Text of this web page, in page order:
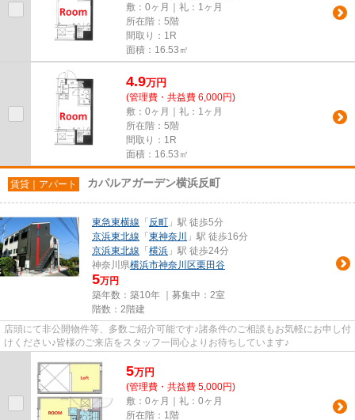
敷：0ヶ月｜礼：1ヶ月
所在階：5階
間取り：1R
面積：16.53㎡
4.9万円
(管理費・共益費 6,000円)
敷：0ヶ月｜礼：1ヶ月
所在階：5階
間取り：1R
面積：16.53㎡
賃貸｜アパート カパルアガーデン横浜反町
東急東横線 「 反町 」駅 徒歩5分
京浜東北線 「 東神奈川
」駅 徒歩16分
京浜東北線 「 横浜 」駅 徒歩24分
神奈川県横浜市神奈川区栗田谷
5万円
築年数：築10年 ｜募集中： 2室
階数：2階建
店頭にて非公開物件等、多数ご紹介可能です♪諸条件のご相談もお気軽にお申し付
けください♪皆様のご来店をスタッフ一同心よりお待ちしています♪
5万円
(管理費・共益費 5,000円)
敷：0ヶ月｜礼：0ヶ月
所在階：1階